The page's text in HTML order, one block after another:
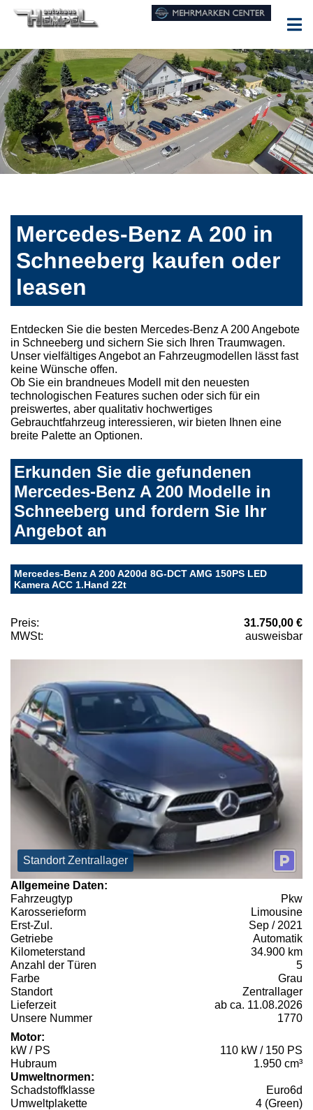
Mercedes-Benz A 200 in
Schneeberg kaufen oder
leasen
Entdecken Sie die besten Mercedes-Benz A 200 Angebote
in Schneeberg und sichern Sie sich Ihren Traumwagen.
Unser vielfältiges Angebot an Fahrzeugmodellen lässt fast
keine Wünsche offen.
Ob Sie ein brandneues Modell mit den neuesten
technologischen Features suchen oder sich für ein
preiswertes, aber qualitativ hochwertiges
Gebrauchtfahrzeug interessieren, wir bieten Ihnen eine
breite Palette an Optionen.
Erkunden Sie die gefundenen
Mercedes-Benz A 200 Modelle in
Schneeberg und fordern Sie Ihr
Angebot an
Mercedes-Benz A 200 A200d 8G-DCT AMG 150PS LED
Kamera ACC 1.Hand 22t
Preis:
31.750,00 €
MWSt:
ausweisbar
Standort Zentrallager
Allgemeine Daten:
Fahrzeugtyp
Pkw
Karosserieform
Limousine
Erst-Zul.
Sep / 2021
Getriebe
Automatik
Kilometerstand
34.900 km
Anzahl der Türen
5
Farbe
Grau
Standort
Zentrallager
Lieferzeit
ab ca. 11.08.2026
Unsere Nummer
1770
Motor:
kW / PS
110 kW / 150 PS
Hubraum
1.950 cm³
Umweltnormen:
Schadstoffklasse
Euro6d
Umweltplakette
4 (Green)